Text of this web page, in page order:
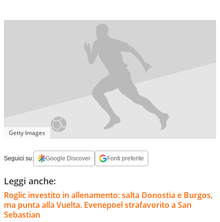
Getty Images
Seguici su: Google Discover Fonti preferite
Leggi anche:
Roglic investito in allenamento: salta Donostia e Burgos,
ma punta alla Vuelta. Evenepoel strafavorito a San
Sebastian